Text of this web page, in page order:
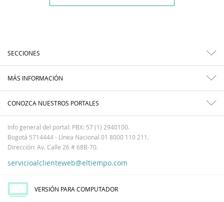
SECCIONES
MÁS INFORMACIÓN
CONOZCA NUESTROS PORTALES
Info general del portal: PBX: 57 (1) 2940100.
Bogotá 5714444 - Línea Nacional 01 8000 110 211.
Dirección: Av. Calle 26 # 68B-70.
servicioalclienteweb@eltiempo.com
VERSIÓN PARA COMPUTADOR